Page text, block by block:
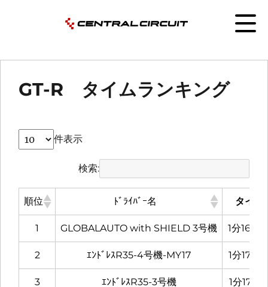
GT-R タイムランキング
件表示
検索:
順位 ﾄﾞﾗｲﾊﾞｰ名 タイム
1 GLOBALAUTO with SHIELD 3号機 1分16秒
2 ｴﾝﾄﾞﾚｽR35-4号機-MY17 1分17秒
3 ｴﾝﾄﾞﾚｽR35-3号機 1分17秒